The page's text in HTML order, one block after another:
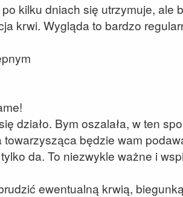
kilku dniach się utrzymuje, ale
krwi. Wygląda to bardzo
działo. Bym oszalała, w ten
będzie wam
da. To niezwykle ważne i
ewentualną krwią,